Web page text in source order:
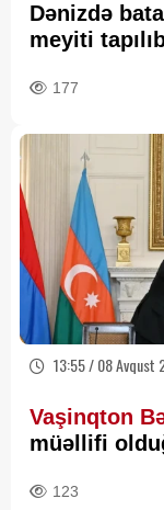
Dənizdə
meyiti
177
13:55 / 08 Avqust
Vaşinqton
müəllifi
123